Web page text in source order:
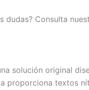
dudas? Consulta
solución original
proporciona textos